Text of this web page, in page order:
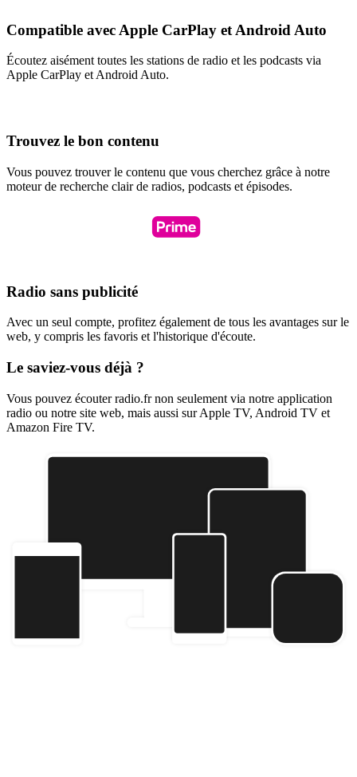
Compatible avec Apple CarPlay et Android Auto
Écoutez aisément toutes les stations de radio et les podcasts via
Apple CarPlay et Android Auto.
Trouvez le bon contenu
Vous pouvez trouver le contenu que vous cherchez grâce à notre
moteur de recherche clair de radios, podcasts et épisodes.
Radio sans publicité
Avec un seul compte, profitez également de tous les avantages sur le
web, y compris les favoris et l'historique d'écoute.
Le saviez-vous déjà ?
Vous pouvez écouter radio.fr non seulement via notre application
radio ou notre site web, mais aussi sur Apple TV, Android TV et
Amazon Fire TV.